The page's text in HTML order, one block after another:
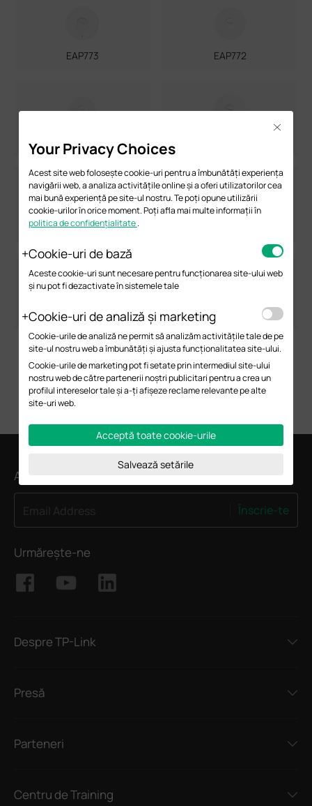
EAP773 EAP772
EAP723
EAP673
EAP660 HD EAP653 UR
Abonează-te
Înscrie-te
Urmărește-ne
Despre TP-Link
Presă
Parteneri
Centru de Training
Your Privacy Choices
Acest site web folosește cookie-uri pentru a îmbunătăți experiența
navigării web, a analiza activitățile online și a oferi utilizatorilor cea
mai bună experiență pe site-ul nostru. Te poți opune utilizării
cookie-urilor în orice moment. Poți afla mai multe informații în
politica de confidențialitate.
Cookie-uri de bază
Aceste cookie-uri sunt necesare pentru funcționarea site-ului web
și nu pot fi dezactivate în sistemele tale
Cookie-uri de analiză și marketing
Cookie-urile de analiză ne permit să analizăm activitățile tale de pe
site-ul nostru web a îmbunătăți și ajusta funcționalitatea site-ului.
Cookie-urile de marketing pot fi setate prin intermediul site-ului
nostru web de către partenerii noștri publicitari pentru a crea un
profilul intereselor tale și a-ți afișeze reclame relevante pe alte
site-uri web.
Acceptă toate cookie-urile
Salvează setările
Close